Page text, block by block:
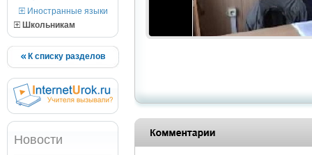
Иностранные языки
Школьникам
К списку разделов
Новости